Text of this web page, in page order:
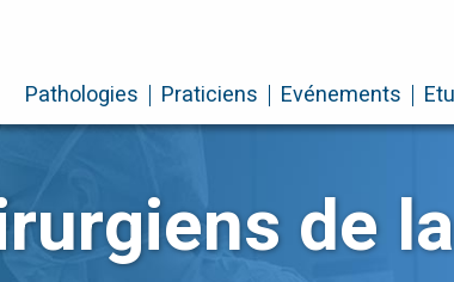
Pathologies Praticiens Evénements
de